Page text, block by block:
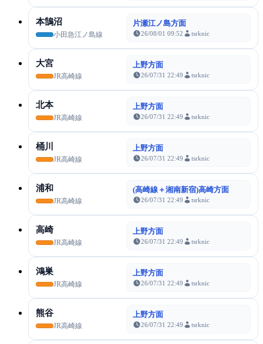
本鵠沼
小田急江ノ島線
片瀬江ノ島方面
26/08/01 09:52 tsrknic
大宮
JR高崎線
上野方面
26/07/31 22:49 tsrknic
北本
JR高崎線
上野方面
26/07/31 22:49 tsrknic
桶川
JR高崎線
上野方面
26/07/31 22:49 tsrknic
浦和
JR高崎線
(高崎線＋湘南新宿)高崎方面
26/07/31 22:49 tsrknic
高崎
JR高崎線
上野方面
26/07/31 22:49 tsrknic
鴻巣
JR高崎線
上野方面
26/07/31 22:49 tsrknic
熊谷
JR高崎線
上野方面
26/07/31 22:49 tsrknic